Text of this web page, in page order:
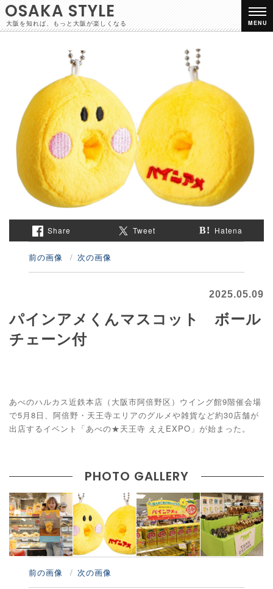
OSAKA STYLE
大阪を知れば、もっと大阪が楽しくなる MENU
Share Tweet Hatena
前の画像 次の画像
2025.05.09
パインアメくんマスコット ボール
チェーン付
あべのハルカス近鉄本店（大阪市阿倍野区）ウイング館9階催会場
で5月8日、阿倍野・天王寺エリアのグルメや雑貨など約30店舗が
出店するイベント「あべの★天王寺 ええEXPO」が始まった。
PHOTO GALLERY
前の画像 次の画像